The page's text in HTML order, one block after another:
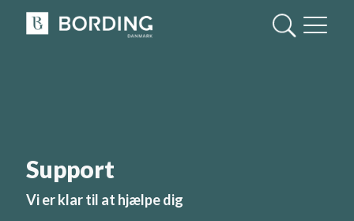
Support
Vi er klar til at hjælpe dig